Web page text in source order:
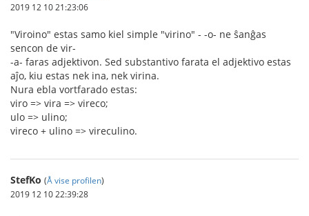
2019 12 10 21:23:06
"Viroino" estas samo kiel simple "virino" - -o- ne ŝanĝas
sencon de vir-
-a- faras adjektivon. Sed substantivo farata el adjektivo estas
aĵo, kiu estas nek ina, nek virina.
Nura ebla vortfarado estas:
viro => vira => vireco;
ulo => ulino;
vireco + ulino => vireculino.
StefKo (Å vise profilen)
2019 12 10 22:39:28